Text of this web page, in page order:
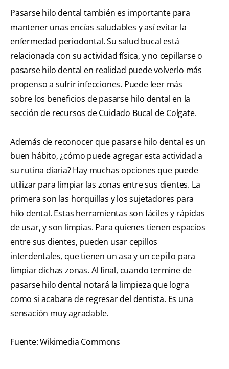
Pasarse hilo dental también es importante para
mantener unas encías saludables y así evitar la
enfermedad periodontal. Su salud bucal está
relacionada con su actividad física, y no cepillarse o
pasarse hilo dental en realidad puede volverlo más
propenso a sufrir infecciones. Puede leer más
sobre los beneficios de pasarse hilo dental en la
sección de recursos de Cuidado Bucal de Colgate.
Además de reconocer que pasarse hilo dental es un
buen hábito, ¿cómo puede agregar esta actividad a
su rutina diaria? Hay muchas opciones que puede
utilizar para limpiar las zonas entre sus dientes. La
primera son las horquillas y los sujetadores para
hilo dental. Estas herramientas son fáciles y rápidas
de usar, y son limpias. Para quienes tienen espacios
entre sus dientes, pueden usar cepillos
interdentales, que tienen un asa y un cepillo para
limpiar dichas zonas. Al final, cuando termine de
pasarse hilo dental notará la limpieza que logra
como si acabara de regresar del dentista. Es una
sensación muy agradable.
Fuente: Wikimedia Commons